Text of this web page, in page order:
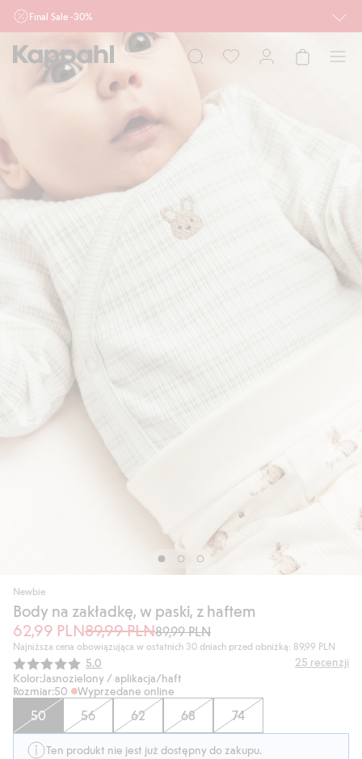
Final Sale -30%
Ważne przy zakupie min. 2 sztuk produktów włączonych w ofertę, również z
działu outlet do 10.8 w sklepach Kappahl i Newbie oraz na kappahl.com. Ofert
nie łączymy
Mężczyzna
Newbie
Body na zakładkę, w paski, z haftem
62,99 PLN89,99 PLN89,99 PLN
Najniższa cena obowiązująca w ostatnich 30 dniach przed obniżką: 89,99 PLN
Średnia ocena:
5.0 25 recenzji
Kolor:Jasnozielony / aplikacja/haft
Rozmiar:50 Wyprzedane online
50 56 62 68 74
Ten produkt nie jest już dostępny do zakupu.